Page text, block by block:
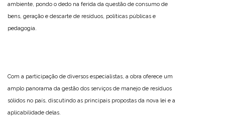
ambiente, pondo o dedo na ferida da questão de consumo de
bens, geração e descarte de resíduos, políticas públicas e
pedagogia.
Com a participação de diversos especialistas, a obra oferece um
amplo panorama da gestão dos serviços de manejo de resíduos
sólidos no país, discutindo as principais propostas da nova lei e a
aplicabilidade delas.